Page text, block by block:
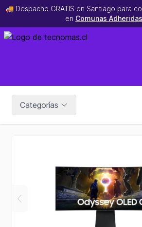
🚚 Despacho GRATIS en Santiago para
en Comunas Adheridas
Categorías